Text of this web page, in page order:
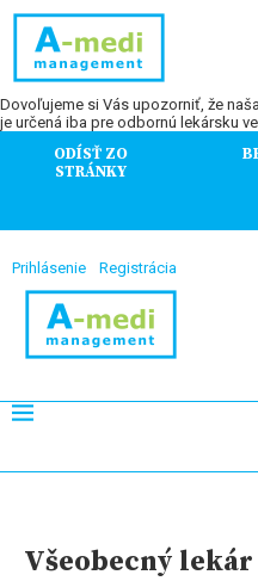
Dovoľujeme si Vás upozorniť, že
je určená iba pre odbornú lekársku
ODÍSŤ ZO
STRÁNKY
Prihlásenie Registrácia
Všeobecný lekár